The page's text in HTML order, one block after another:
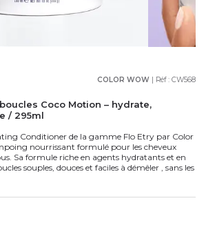
COLOR WOW | Réf : CW568
Coco Motion – hydrate,
/ 295ml
Conditioner de la gamme Flo Etry par Color
nourrissant formulé pour les cheveux
Sa formule riche en agents hydratants et en
souples, douces et faciles à démêler , sans les